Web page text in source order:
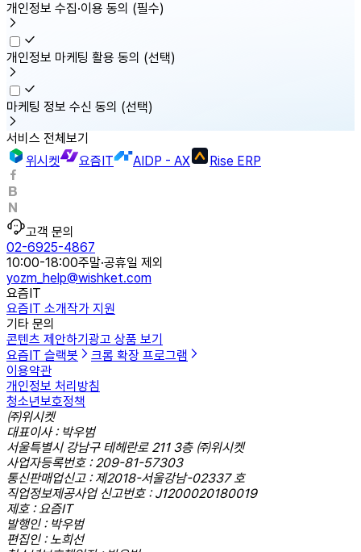
개인정보 수집·이용 동의 (필수)
개인정보 마케팅 활용 동의 (선택)
마케팅 정보 수신 동의 (선택)
서비스 전체보기
위시켓
요즘IT AIDP - AX Rise ERP
고객 문의
02-6925-4867
10:00-18:00주말·공휴일 제외
yozm_help@wishket.com
요즘IT
요즘IT 소개작가 지원
기타 문의
콘텐츠 제안하기광고 상품 보기
요즘IT 슬랙봇
크롬 확장 프로그램
이용약관
개인정보 처리방침
청소년보호정책
㈜위시켓
대표이사 : 박우범
서울특별시 강남구 테헤란로 211 3층 ㈜위시켓
사업자등록번호 : 209-81-57303
통신판매업신고 : 제2018-서울강남-02337 호
직업정보제공사업 신고번호 : J1200020180019
제호 : 요즘IT
발행인 : 박우범
편집인 : 노희선